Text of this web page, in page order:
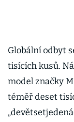
Globální odbyt
tisících kusů.
model značky
téměř deset